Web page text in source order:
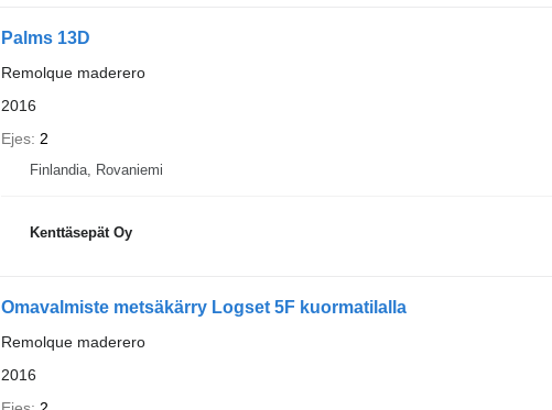
Palms 13D
Remolque maderero
2016
Ejes 2
Finlandia, Rovaniemi
Kenttäsepät Oy
Omavalmiste metsäkärry Logset 5F kuormatilalla
Remolque maderero
2016